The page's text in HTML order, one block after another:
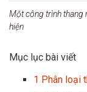
Một công trình thang
hiện
Mục lục bài viết
1 Phân